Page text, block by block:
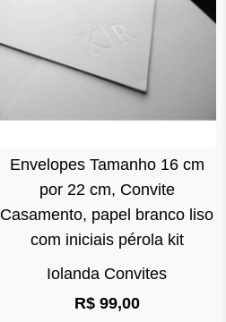
Envelopes Tamanho 16 cm
por 22 cm, Convite
Casamento, papel branco liso
com iniciais pérola kit
Iolanda Convites
R$ 99,00